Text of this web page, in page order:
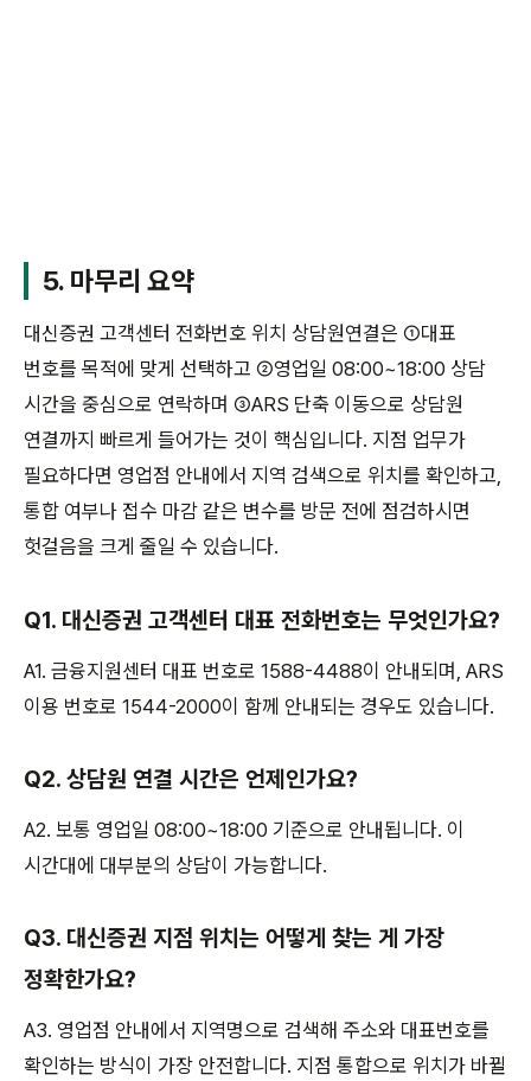
5. 마무리 요약
대신증권 고객센터 전화번호 위치 상담원연결은 ①대표
번호를 목적에 맞게 선택하고 ②영업일 08:00~18:00 상담
시간을 중심으로 연락하며 ③ARS 단축 이동으로 상담원
연결까지 빠르게 들어가는 것이 핵심입니다. 지점 업무가
필요하다면 영업점 안내에서 지역 검색으로 위치를 확인하고,
통합 여부나 접수 마감 같은 변수를 방문 전에 점검하시면
헛걸음을 크게 줄일 수 있습니다.
Q1. 대신증권 고객센터 대표 전화번호는 무엇인가요?
A1. 금융지원센터 대표 번호로 1588-4488이 안내되며, ARS
이용 번호로 1544-2000이 함께 안내되는 경우도 있습니다.
Q2. 상담원 연결 시간은 언제인가요?
A2. 보통 영업일 08:00~18:00 기준으로 안내됩니다. 이
시간대에 대부분의 상담이 가능합니다.
Q3. 대신증권 지점 위치는 어떻게 찾는 게 가장
정확한가요?
A3. 영업점 안내에서 지역명으로 검색해 주소와 대표번호를
확인하는 방식이 가장 안전합니다. 지점 통합으로 위치가 바뀔